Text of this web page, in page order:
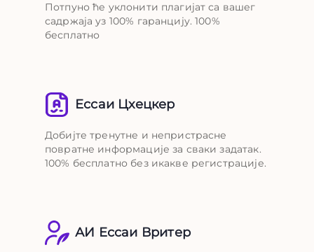
Потпуно ће уклонити плагијат са вашег
садржаја уз 100% гаранцију. 100%
бесплатно
Ессаи Цхецкер
Добијте тренутне и непристрасне
повратне информације за сваки задатак.
100% бесплатно без икакве регистрације.
АИ Ессаи Вритер